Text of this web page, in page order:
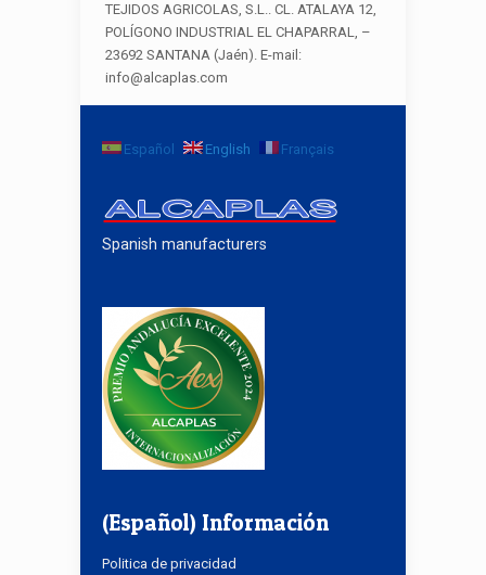
TEJIDOS AGRICOLAS, S.L.. CL. ATALAYA 12,
POLÍGONO INDUSTRIAL EL CHAPARRAL, –
23692 SANTANA (Jaén). E-mail:
info@alcaplas.com
Español English Français
Spanish manufacturers
(Español) Información
Politica de privacidad